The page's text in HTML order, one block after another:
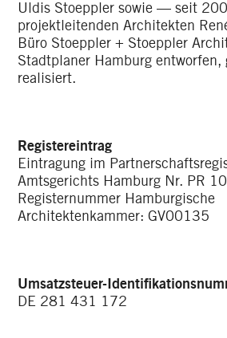
Uldis Stoeppler sowie — seit
projektleitenden Architekten
Büro Stoeppler + Stoeppler
Stadtplaner Hamburg entworfen,
realisiert.
Registereintrag
Eintragung im
Amtsgerichts Hamburg Nr. PR
Registernummer Hamburgische
Architektenkammer: GV00135
Umsatzsteuer-
DE 281 431 172